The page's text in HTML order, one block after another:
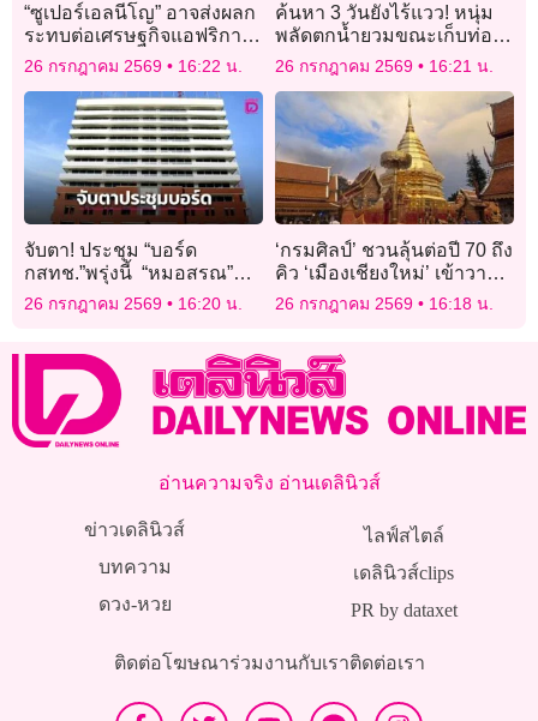
“ซูเปอร์เอลนีโญ” อาจส่งผลก
ระทบต่อเศรษฐกิจแอฟริกา
“หลักแสนล้านบาท”
26 กรกฎาคม 2569 16:22 น.
ค้นหา 3 วันยังไร้แวว! หนุ่ม
พลัดตกน้ำยวมขณะเก็บท่อน
ไม้ กู้ภัยปรับแผนลุยเรือปูพรม
26 กรกฎาคม 2569 16:21 น.
จับตา! ประชุม “บอร์ด
กสทช.”พรุ่งนี้ “หมอสรณ”
เข้าหรือไม่หลัง คณะ
กรรมการสรรหาฟันขาด
26 กรกฎาคม 2569 16:20 น.
‘กรมศิลป์’ ชวนลุ้นต่อปี 70 ถึง
คิว ‘เมืองเชียงใหม่’ เข้าวาระ
การพิจารณามรดกโลก
26 กรกฎาคม 2569 16:18 น.
อ่านความจริง อ่านเดลินิวส์
ข่าวเดลินิวส์
บทความ
ดวง-หวย
ไลฟ์สไตล์
เดลินิวส์clips
PR by dataxet
ติดต่อโฆษณาร่วมงานกับเราติดต่อเรา